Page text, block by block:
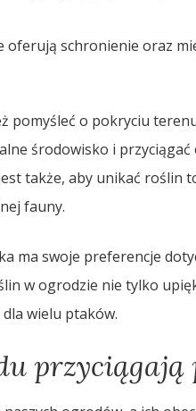
schronienie oraz
pomyśleć o pokryciu
środowisko i przyciągać
także, aby unikać roślin
fauny.
ma swoje preferencje
w ogrodzie nie tylko
wielu ptaków.
przyciągają